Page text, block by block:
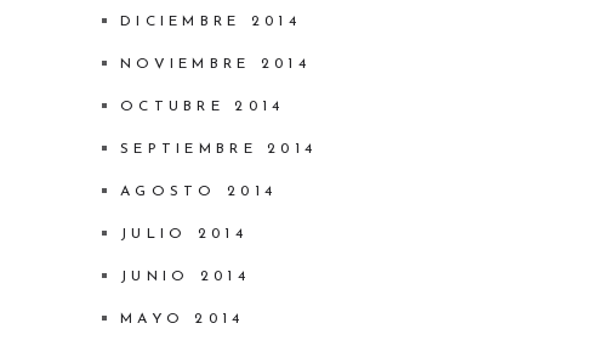
DICIEMBRE 2014
NOVIEMBRE 2014
OCTUBRE 2014
SEPTIEMBRE 2014
AGOSTO 2014
JULIO 2014
JUNIO 2014
MAYO 2014